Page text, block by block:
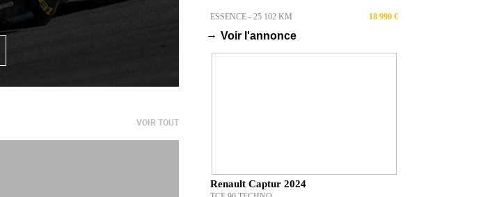
VOIR TOUT
ESSENCE - 25 102 KM 18 990 €
→ Voir l'annonce
Renault Captur 2024